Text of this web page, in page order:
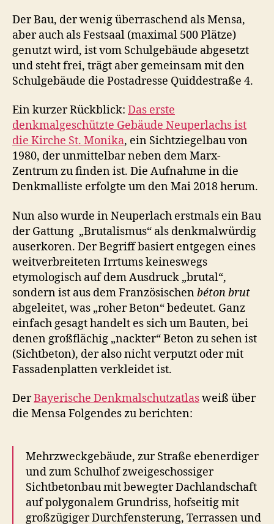
Der Bau, der wenig überraschend als Mensa,
aber auch als Festsaal (maximal 500 Plätze)
genutzt wird, ist vom Schulgebäude abgesetzt
und steht frei, trägt aber gemeinsam mit den
Schulgebäude die Postadresse Quiddestraße 4.
Ein kurzer Rückblick: Das erste
denkmalgeschützte Gebäude Neuperlachs ist
die Kirche St. Monika, ein Sichtziegelbau von
1980, der unmittelbar neben dem Marx-
Zentrum zu finden ist. Die Aufnahme in die
Denkmalliste erfolgte um den Mai 2018 herum.
Nun also wurde in Neuperlach erstmals ein Bau
der Gattung „Brutalismus“ als denkmalwürdig
auserkoren. Der Begriff basiert entgegen eines
weitverbreiteten Irrtums keineswegs
etymologisch auf dem Ausdruck „brutal“,
sondern ist aus dem Französischenbéton brut
abgeleitet, was „roher Beton“ bedeutet. Ganz
einfach gesagt handelt es sich um Bauten, bei
denen großflächig „nackter“ Beton zu sehen ist
(Sichtbeton), der also nicht verputzt oder mit
Fassadenplatten verkleidet ist.
DerBayerische Denkmalschutzatlasweiß über
die Mensa Folgendes zu berichten:
Mehrzweckgebäude, zur Straße ebenerdiger
und zum Schulhof zweigeschossiger
Sichtbetonbau mit bewegter Dachlandschaft
auf polygonalem Grundriss, hofseitig mit
großzügiger Durchfensterung, Terrassen und